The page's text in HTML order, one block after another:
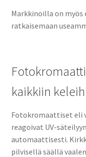
Markkinoilla on
ratkaisemaan
kaikkiin
Fotokromaattiset eli
reagoivat UV-
automaattisesti.
pilvisellä säällä